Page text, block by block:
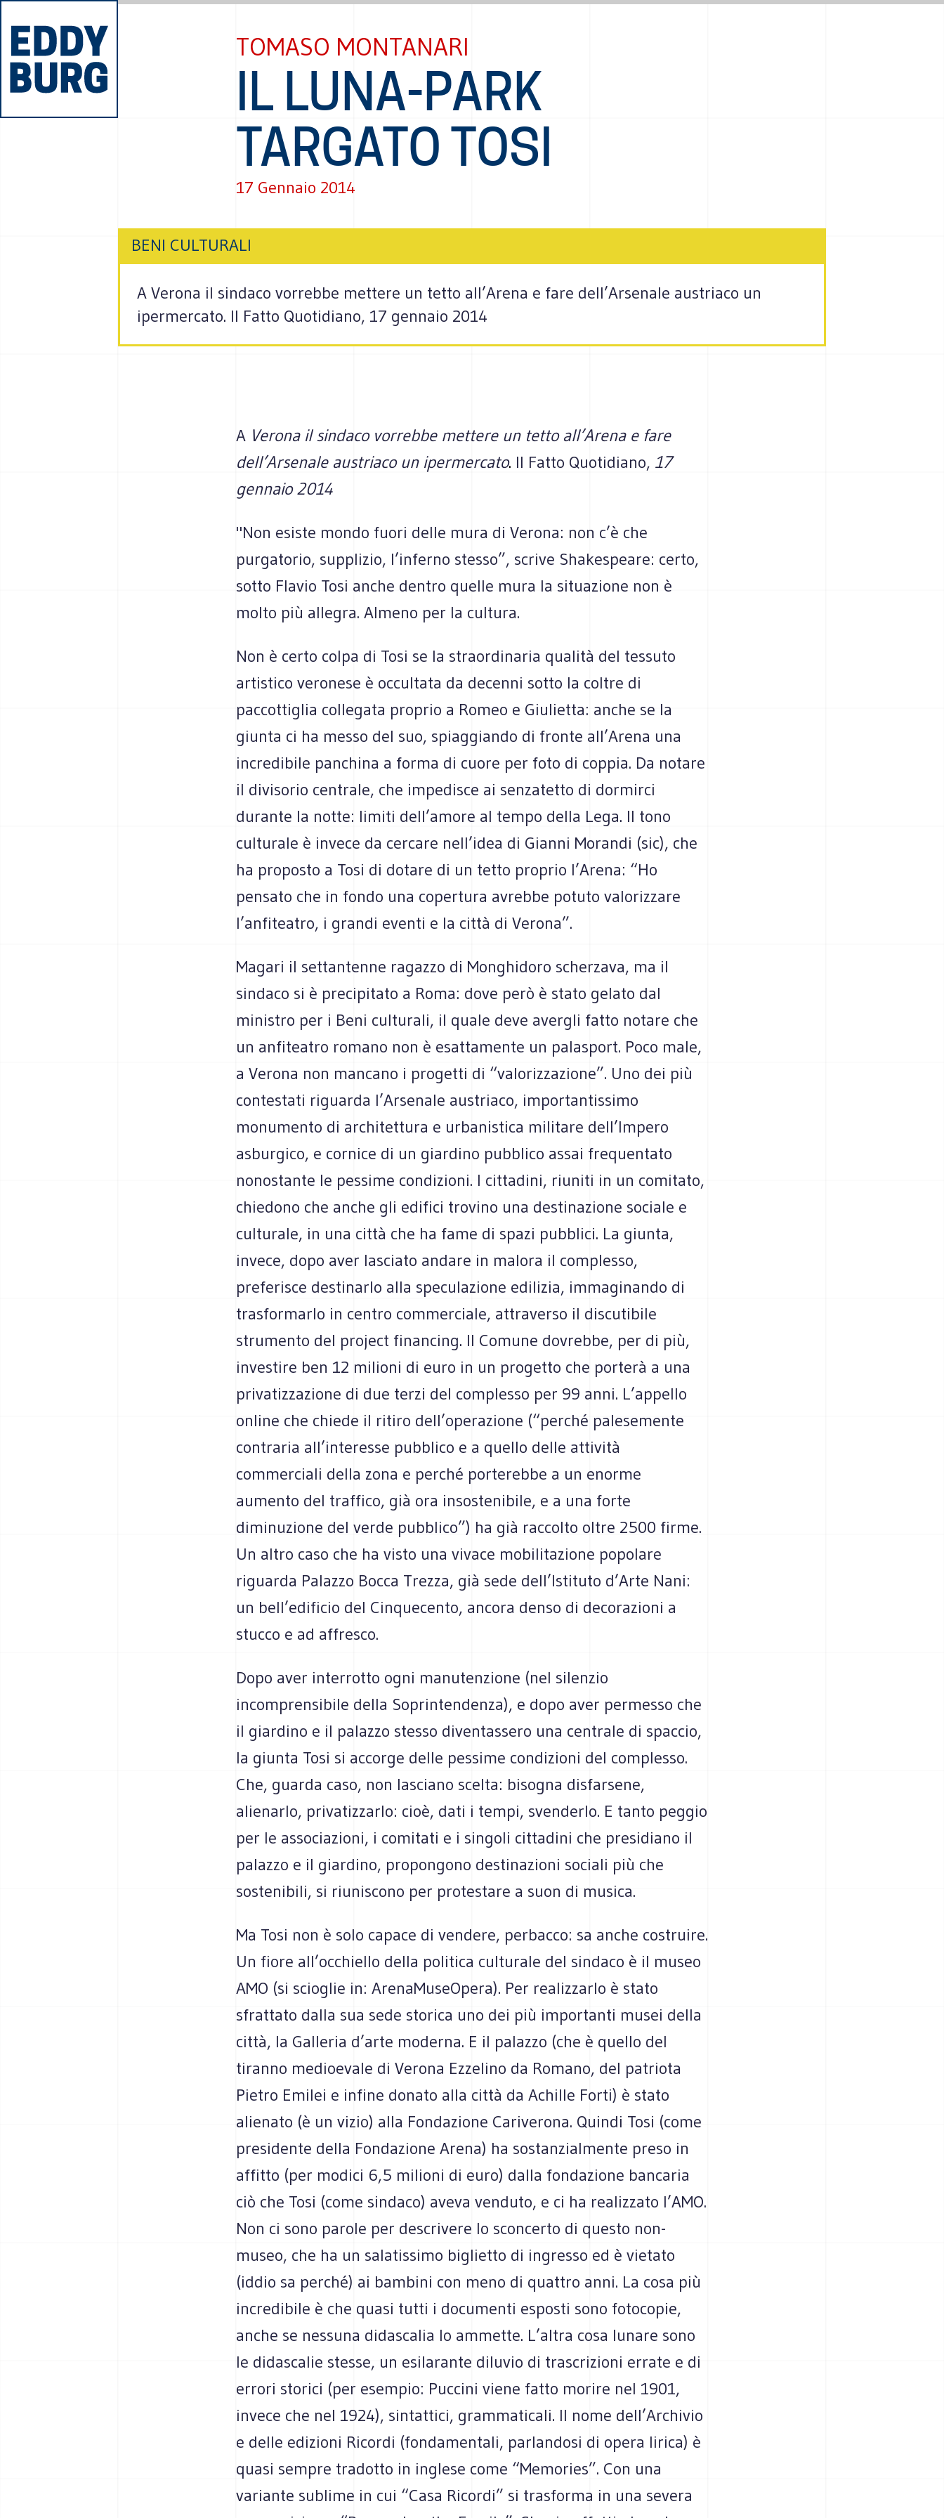
TOMASO MONTANARI
IL LUNA-PARK
TARGATO TOSI
17 Gennaio 2014
BENI CULTURALI
A Verona il sindaco vorrebbe mettere un tetto all’Arena e fare dell’Arsenale austriaco un
ipermercato. Il Fatto Quotidiano, 17 gennaio 2014
A Verona il sindaco vorrebbe mettere un tetto all’Arena e fare
dell’Arsenale austriaco un ipermercato. Il Fatto Quotidiano, 17
gennaio 2014
"Non esiste mondo fuori delle mura di Verona: non c’è che
purgatorio, supplizio, l’inferno stesso”, scrive Shakespeare: certo,
sotto Flavio Tosi anche dentro quelle mura la situazione non è
molto più allegra. Almeno per la cultura.
Non è certo colpa di Tosi se la straordinaria qualità del tessuto
artistico veronese è occultata da decenni sotto la coltre di
paccottiglia collegata proprio a Romeo e Giulietta: anche se la
giunta ci ha messo del suo, spiaggiando di fronte all’Arena una
incredibile panchina a forma di cuore per foto di coppia. Da notare
il divisorio centrale, che impedisce ai senzatetto di dormirci
durante la notte: limiti dell’amore al tempo della Lega. Il tono
culturale è invece da cercare nell’idea di Gianni Morandi (sic), che
ha proposto a Tosi di dotare di un tetto proprio l’Arena: “Ho
pensato che in fondo una copertura avrebbe potuto valorizzare
l’anfiteatro, i grandi eventi e la città di Verona”.
Magari il settantenne ragazzo di Monghidoro scherzava, ma il
sindaco si è precipitato a Roma: dove però è stato gelato dal
ministro per i Beni culturali, il quale deve avergli fatto notare che
un anfiteatro romano non è esattamente un palasport. Poco male,
a Verona non mancano i progetti di “valorizzazione”. Uno dei più
contestati riguarda l’Arsenale austriaco, importantissimo
monumento di architettura e urbanistica militare dell’Impero
asburgico, e cornice di un giardino pubblico assai frequentato
nonostante le pessime condizioni. I cittadini, riuniti in un comitato,
chiedono che anche gli edifici trovino una destinazione sociale e
culturale, in una città che ha fame di spazi pubblici. La giunta,
invece, dopo aver lasciato andare in malora il complesso,
preferisce destinarlo alla speculazione edilizia, immaginando di
trasformarlo in centro commerciale, attraverso il discutibile
strumento del project financing. Il Comune dovrebbe, per di più,
investire ben 12 milioni di euro in un progetto che porterà a una
privatizzazione di due terzi del complesso per 99 anni. L’appello
online che chiede il ritiro dell’operazione (“perché palesemente
contraria all’interesse pubblico e a quello delle attività
commerciali della zona e perché porterebbe a un enorme
aumento del traffico, già ora insostenibile, e a una forte
diminuzione del verde pubblico”) ha già raccolto oltre 2500 firme.
Un altro caso che ha visto una vivace mobilitazione popolare
riguarda Palazzo Bocca Trezza, già sede dell’Istituto d’Arte Nani:
un bell’edificio del Cinquecento, ancora denso di decorazioni a
stucco e ad affresco.
Dopo aver interrotto ogni manutenzione (nel silenzio
incomprensibile della Soprintendenza), e dopo aver permesso che
il giardino e il palazzo stesso diventassero una centrale di spaccio,
la giunta Tosi si accorge delle pessime condizioni del complesso.
Che, guarda caso, non lasciano scelta: bisogna disfarsene,
alienarlo, privatizzarlo: cioè, dati i tempi, svenderlo. E tanto peggio
per le associazioni, i comitati e i singoli cittadini che presidiano il
palazzo e il giardino, propongono destinazioni sociali più che
sostenibili, si riuniscono per protestare a suon di musica.
Ma Tosi non è solo capace di vendere, perbacco: sa anche costruire.
Un fiore all’occhiello della politica culturale del sindaco è il museo
AMO (si scioglie in: ArenaMuseOpera). Per realizzarlo è stato
sfrattato dalla sua sede storica uno dei più importanti musei della
città, la Galleria d’arte moderna. E il palazzo (che è quello del
tiranno medioevale di Verona Ezzelino da Romano, del patriota
Pietro Emilei e infine donato alla città da Achille Forti) è stato
alienato (è un vizio) alla Fondazione Cariverona. Quindi Tosi (come
presidente della Fondazione Arena) ha sostanzialmente preso in
affitto (per modici 6,5 milioni di euro) dalla fondazione bancaria
ciò che Tosi (come sindaco) aveva venduto, e ci ha realizzato l’AMO.
Non ci sono parole per descrivere lo sconcerto di questo non-
museo, che ha un salatissimo biglietto di ingresso ed è vietato
(iddio sa perché) ai bambini con meno di quattro anni. La cosa più
incredibile è che quasi tutti i documenti esposti sono fotocopie,
anche se nessuna didascalia lo ammette. L’altra cosa lunare sono
le didascalie stesse, un esilarante diluvio di trascrizioni errate e di
errori storici (per esempio: Puccini viene fatto morire nel 1901,
invece che nel 1924), sintattici, grammaticali. Il nome dell’Archivio
e delle edizioni Ricordi (fondamentali, parlandosi di opera lirica) è
quasi sempre tradotto in inglese come “Memories”. Con una
variante sublime in cui “Casa Ricordi” si trasforma in una severa